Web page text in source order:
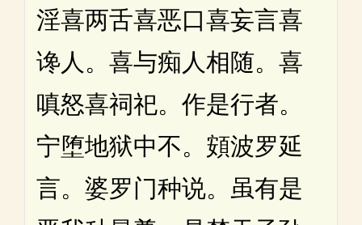
淫喜两舌喜恶口喜妄言喜
谗人。喜与痴人相随。喜
嗔怒喜祠祀。作是行者。
宁堕地狱中不。頞波罗延
言。婆罗门种说。虽有是